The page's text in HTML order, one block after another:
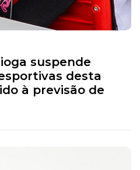
suspende
desta
à previsão de